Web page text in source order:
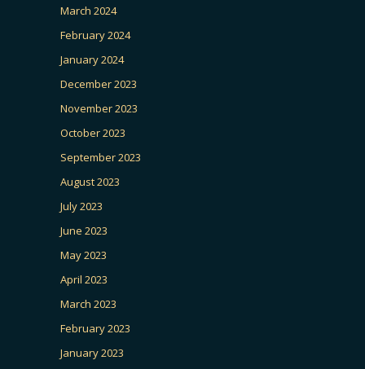
March 2024
February 2024
January 2024
December 2023
November 2023
October 2023
September 2023
August 2023
July 2023
June 2023
May 2023
April 2023
March 2023
February 2023
January 2023